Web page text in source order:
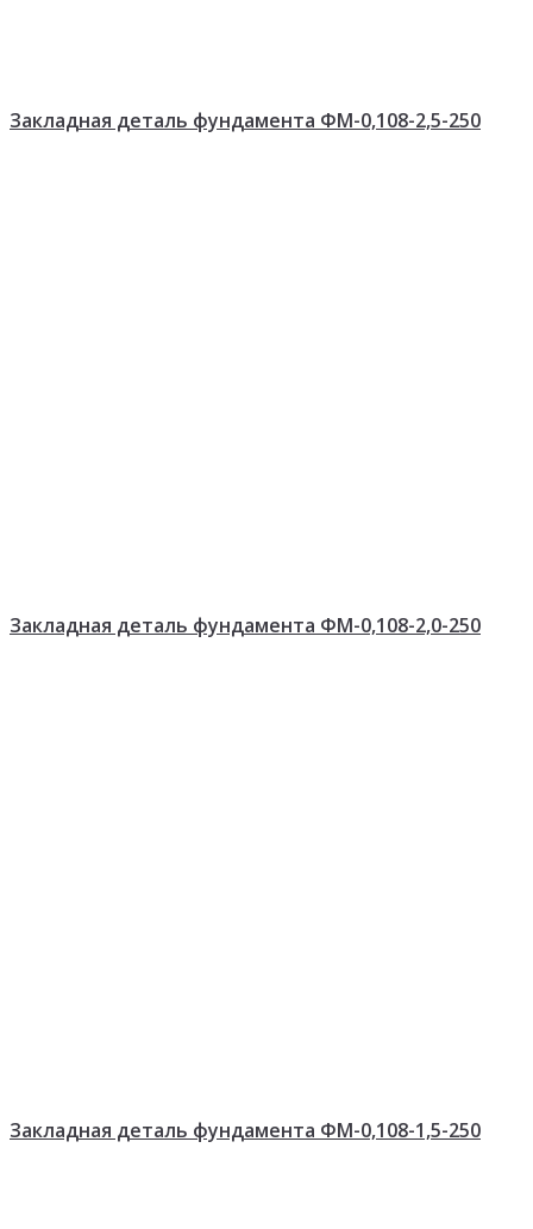
Закладная деталь фундамента ФМ-0,108-2,5-250
Закладная деталь фундамента ФМ-0,108-2,0-250
Закладная деталь фундамента ФМ-0,108-1,5-250